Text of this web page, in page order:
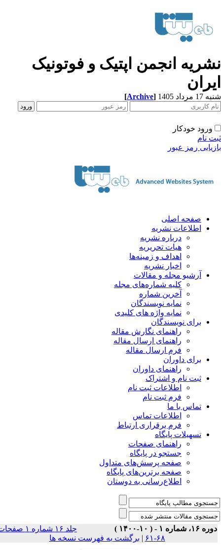
انجمن اپتیک و فوتونیک
مرداد 1405 [Archive]
ورود خودکار
نام
رمز عبور
صفحه اصلی
اطلاعات نشریه
درباره نشریه
هیات تحریریه
اهداف و زمینه‌ها
اخبار نشریه
آرشیو مجله و مقالات
کلیه شماره‌های مجله
آخرین شماره
نمایه نویسندگان
نمایه واژه های کلیدی
برای نویسندگان
راهنمای نگارش مقاله
راهنمای ارسال مقاله
فرم ارسال مقاله
برای داوران
راهنمای داوران
ثبت نام و اشتراک
اطلاعات ثبت نام
فرم ثبت نام
تماس با ما
اطلاعات تماس
فرم برقراری ارتباط
تسهیلات پایگاه
راهنمای صفحات
جستجو در پایگاه
صفحه پرسش‌های متداول
صفحه برترین‌های پایگاه
اطلاع‌رسانی به دوستان
۱۶، شماره ۱ - ( ۱۰-۱۴۰۰ )
جلد ۱۶ شماره ۱ صفحات
۶۸-۶۱
| برگشت به فهرست نسخه ها